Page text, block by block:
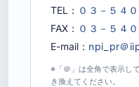
TEL：
FAX：
E-mail：
※「＠」は全角で表示し
き換えてください。